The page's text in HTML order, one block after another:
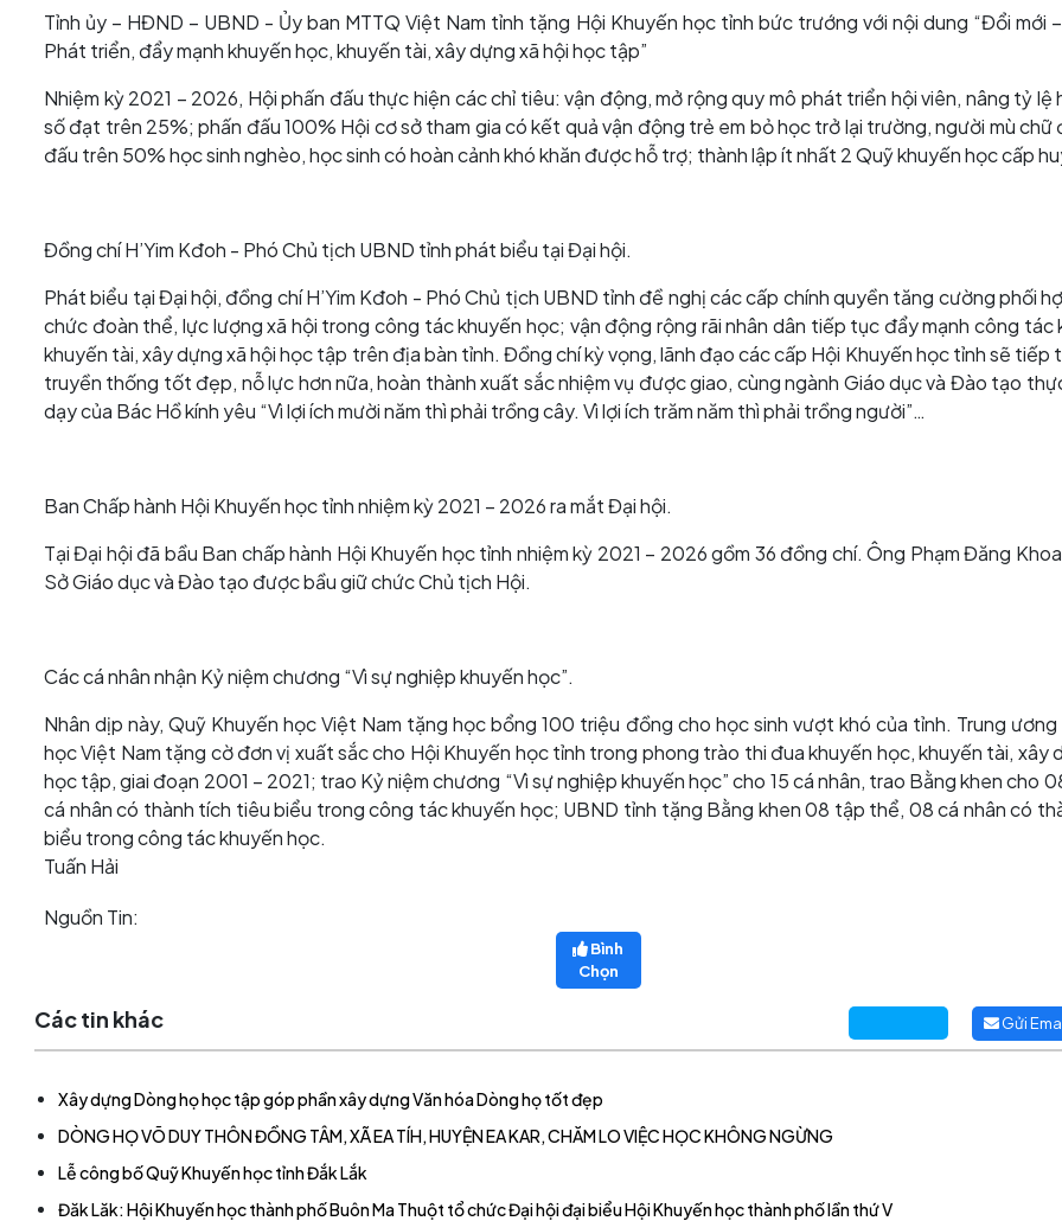
Tỉnh ủy – HĐND – UBND - Ủy ban MTTQ Việt Nam tỉnh tặng Hội Khuyến học tỉnh bức trướng với nội dung “Đổi mới
Phát triển, đẩy mạnh khuyến học, khuyến tài, xây dựng xã hội học tập”
Nhiệm kỳ 2021 – 2026, Hội phấn đấu thực hiện các chỉ tiêu: vận động, mở rộng quy mô phát triển hội viên, nâng tỷ lệ
số đạt trên 25%; phấn đấu 100% Hội cơ sở tham gia có kết quả vận động trẻ em bỏ học trở lại trường, người mù chữ
đấu trên 50% học sinh nghèo, học sinh có hoàn cảnh khó khăn được hỗ trợ; thành lập ít nhất 2 Quỹ khuyến học cấp
Đồng chí H’Yim Kđoh - Phó Chủ tịch UBND tỉnh phát biểu tại Đại hội.
Phát biểu tại Đại hội, đồng chí H’Yim Kđoh - Phó Chủ tịch UBND tỉnh đề nghị các cấp chính quyền tăng cường phối
chức đoàn thể, lực lượng xã hội trong công tác khuyến học; vận động rộng rãi nhân dân tiếp tục đẩy mạnh công tác
khuyến tài, xây dựng xã hội học tập trên địa bàn tỉnh. Đồng chí kỳ vọng, lãnh đạo các cấp Hội Khuyến học tỉnh sẽ tiếp
truyền thống tốt đẹp, nỗ lực hơn nữa, hoàn thành xuất sắc nhiệm vụ được giao, cùng ngành Giáo dục và Đào tạo
dạy của Bác Hồ kính yêu “Vì lợi ích mười năm thì phải trồng cây. Vì lợi ích trăm năm thì phải trồng người”…
Ban Chấp hành Hội Khuyến học tỉnh nhiệm kỳ 2021 – 2026 ra mắt Đại hội.
Tại Đại hội đã bầu Ban chấp hành Hội Khuyến học tỉnh nhiệm kỳ 2021 – 2026 gồm 36 đồng chí. Ông Phạm Đăng
Sở Giáo dục và Đào tạo được bầu giữ chức Chủ tịch Hội.
Các cá nhân nhận Kỷ niệm chương “Vì sự nghiệp khuyến học”.
Nhân dịp này, Quỹ Khuyến học Việt Nam tặng học bổng 100 triệu đồng cho học sinh vượt khó của tỉnh. Trung ương
học Việt Nam tặng cờ đơn vị xuất sắc cho Hội Khuyến học tỉnh trong phong trào thi đua khuyến học, khuyến tài, xây
học tập, giai đoạn 2001 – 2021; trao Kỷ niệm chương “Vì sự nghiệp khuyến học” cho 15 cá nhân, trao Bằng khen cho
cá nhân có thành tích tiêu biểu trong công tác khuyến học; UBND tỉnh tặng Bằng khen 08 tập thể, 08 cá nhân có
biểu trong công tác khuyến học.
Tuấn Hải
Nguồn Tin:
Bình
Chọn
Gửi
Các tin khác
Xây dựng Dòng họ học tập góp phần xây dựng Văn hóa Dòng họ tốt đẹp
DÒNG HỌ VÕ DUY THÔN ĐỒNG TÂM, XÃ EA TÍH, HUYỆN EA KAR, CHĂM LO VIỆC HỌC KHÔNG NGỪNG
Lễ công bố Quỹ Khuyến học tỉnh Đắk Lắk
Đăk Lăk: Hội Khuyến học thành phố Buôn Ma Thuột tổ chức Đại hội đại biểu Hội Khuyến học thành phố lần thứ V